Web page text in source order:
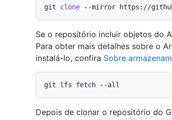
git clone
Se o repositório incluir objetos do
Para obter mais detalhes sobre o
instalá-lo, confira Sobre
Depois de clonar o repositório do